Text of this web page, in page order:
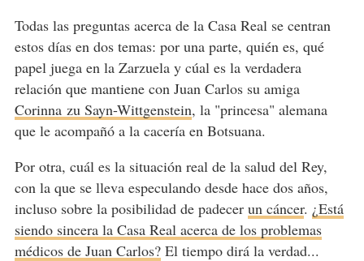
Todas las preguntas acerca de la Casa Real se centran
estos días en dos temas: por una parte, quién es, qué
papel juega en la Zarzuela y cúal es la verdadera
relación que mantiene con Juan Carlos su amiga
Corinna zu Sayn-Wittgenstein, la "princesa" alemana
que le acompañó a la cacería en Botsuana.
Por otra, cuál es la situación real de la salud del Rey,
con la que se lleva especulando desde hace dos años,
incluso sobre la posibilidad de padecer un cáncer. ¿Está
siendo sincera la Casa Real acerca de los problemas
médicos de Juan Carlos?El tiempo dirá la verdad...